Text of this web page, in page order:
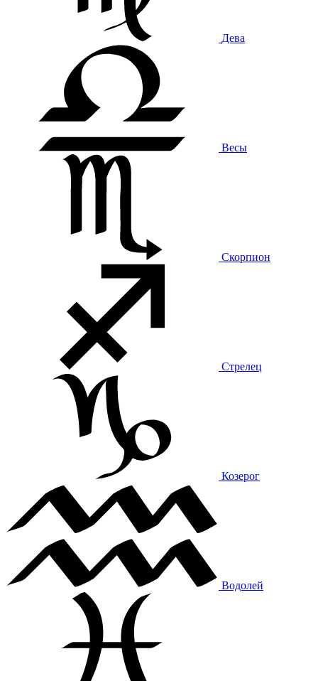
Дева
Весы
Скорпион
Стрелец
Козерог
Водолей